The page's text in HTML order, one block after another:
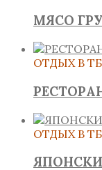
МЯСО
ОТДЫХ В
ОТДЫХ В